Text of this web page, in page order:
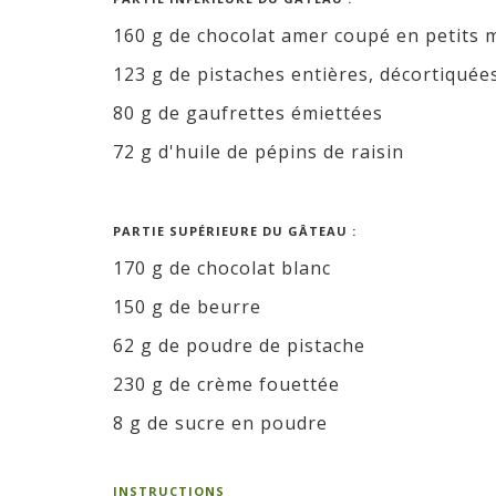
160 g de chocolat amer coupé en petits
123 g de pistaches entières,
80 g de gaufrettes émiettées
72 g d'huile de pépins de raisin
PARTIE SUPÉRIEURE DU GÂTEAU :
170 g de chocolat blanc
150 g de beurre
62 g de poudre de pistache
230 g de crème fouettée
8 g de sucre en poudre
INSTRUCTIONS